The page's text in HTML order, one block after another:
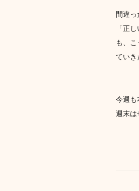
間違っ
「正
も、
ていき
今週も
週末は